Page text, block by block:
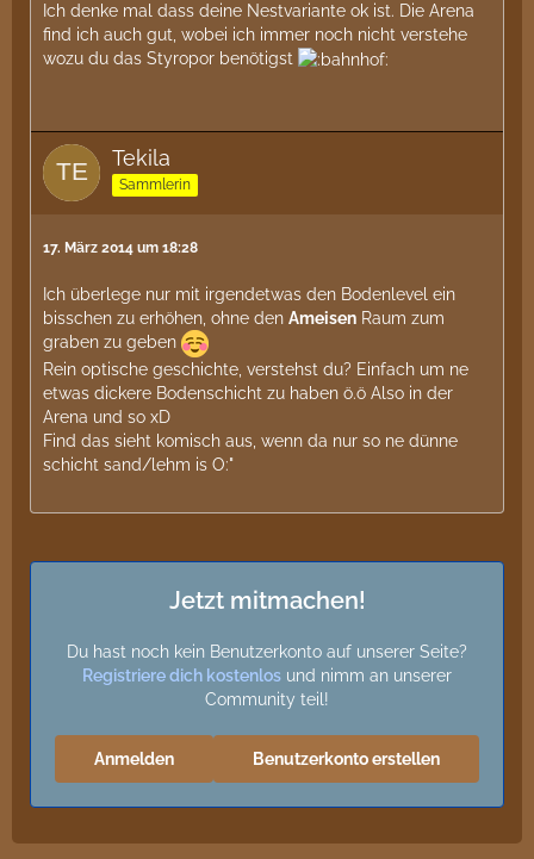
Ich denke mal dass deine Nestvariante ok ist. Die Arena
find ich auch gut, wobei ich immer noch nicht verstehe
wozu du das Styropor benötigst
Tekila
Sammlerin
17. März 2014 um 18:28
Ich überlege nur mit irgendetwas den Bodenlevel ein
bisschen zu erhöhen, ohne den Ameisen Raum zum
graben zu geben
Rein optische geschichte, verstehst du? Einfach um ne
etwas dickere Bodenschicht zu haben ö.ö Also in der
Arena und so xD
Find das sieht komisch aus, wenn da nur so ne dünne
schicht sand/lehm is O:"
Jetzt mitmachen!
Du hast noch kein Benutzerkonto auf unserer Seite?
Registriere dich kostenlos und nimm an unserer
Community teil!
Benutzerkonto erstellen
Anmelden